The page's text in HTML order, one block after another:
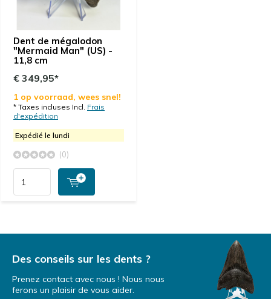
Dent de mégalodon
"Mermaid Man" (US) -
11,8 cm
€ 349,95*
1 op voorraad, wees snel!
* Taxes incluses Incl. Frais
d'expédition
Expédié le lundi
(0)
Des conseils sur les dents ?
Prenez contact avec nous ! Nous nous
ferons un plaisir de vous aider.